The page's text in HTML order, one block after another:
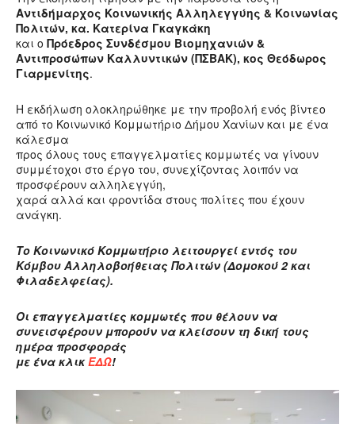
Αντιδήμαρχος Κοινωνικής Αλληλεγγύης & Κοινωνίας
Πολιτών, κα. Κατερίνα Γκαγκάκη
και ο Πρόεδρος Συνδέσμου Βιομηχανιών &
Αντιπροσώπων Καλλυντικών (ΠΣΒΑΚ), κος Θεόδωρος
Γιαρμενίτης.
Η εκδήλωση ολοκληρώθηκε με την προβολή ενός βίντεο
από το Κοινωνικό Κομμωτήριο Δήμου Χανίων και με ένα
κάλεσμα
προς όλους τους επαγγελματίες κομμωτές να γίνουν
συμμέτοχοι στο έργο του, συνεχίζοντας λοιπόν να
προσφέρουν αλληλεγγύη,
χαρά αλλά και φροντίδα στους πολίτες που έχουν
ανάγκη.
Το Κοινωνικό Κομμωτήριο λειτουργεί εντός του
Κόμβου Αλληλοβοήθειας Πολιτών (Δομοκού 2 και
Φιλαδελφείας).
Οι επαγγελματίες κομμωτές που θέλουν να
συνεισφέρουν μπορούν να κλείσουν τη δική τους
ημέρα προσφοράς
με ένα κλικΕΔΩ!